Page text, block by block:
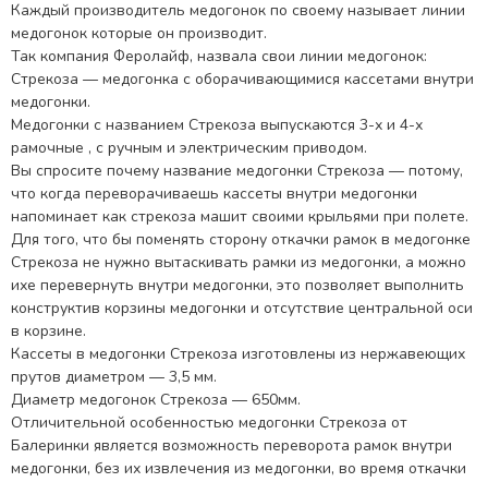
Каждый производитель медогонок по своему называет линии
медогонок которые он производит.
Так компания Феролайф, назвала свои линии медогонок:
Стрекоза — медогонка с оборачивающимися кассетами внутри
медогонки.
Медогонки с названием Стрекоза выпускаются 3-х и 4-х
рамочные , с ручным и электрическим приводом.
Вы спросите почему название медогонки Стрекоза — потому,
что когда переворачиваешь кассеты внутри медогонки
напоминает как стрекоза машит своими крыльями при полете.
Для того, что бы поменять сторону откачки рамок в медогонке
Стрекоза не нужно вытаскивать рамки из медогонки, а можно
ихе перевернуть внутри медогонки, это позволяет выполнить
конструктив корзины медогонки и отсутствие центральной оси
в корзине.
Кассеты в медогонки Стрекоза изготовлены из нержавеющих
прутов диаметром — 3,5 мм.
Диаметр медогонок Стрекоза — 650мм.
Отличительной особенностью медогонки Стрекоза от
Балеринки является возможность переворота рамок внутри
медогонки, без их извлечения из медогонки, во время откачки